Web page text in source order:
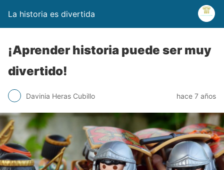
La historia es divertida
¡Aprender historia puede ser muy
divertido!
Davinia Heras Cubillo hace 7 años